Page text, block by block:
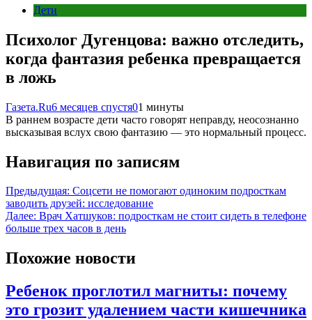
Дети
Психолог Дугенцова: важно отследить,
когда фантазия ребенка превращается
в ложь
Газета.Ru6 месяцев спустя01 минуты
В раннем возрасте дети часто говорят неправду, неосознанно
высказывая вслух свою фантазию — это нормальный процесс.
Навигация по записям
Предыдущая: Соцсети не помогают одиноким подросткам
заводить друзей: исследование
Далее: Врач Хатшуков: подросткам не стоит сидеть в телефоне
больше трех часов в день
Похожие новости
Ребенок проглотил магниты: почему
это грозит удалением части кишечника